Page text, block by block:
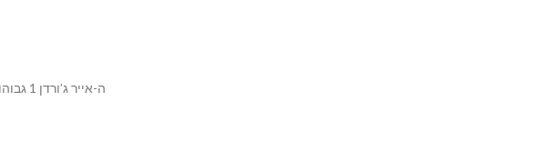
ה-אייר ג’ורדן 1 גבוהות הוא אייקון אגדי של 1984 עם אלמנטים מחודשים קלאסית. מהדורת ‘טוויסט’ מיועדת לנשים ולגברים, שהושקו בשנים